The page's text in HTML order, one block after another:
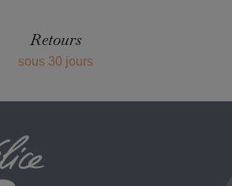
Retours
sous 30 jours